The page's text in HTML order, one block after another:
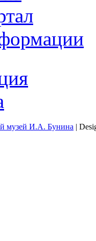
музей И.А. Бунина |